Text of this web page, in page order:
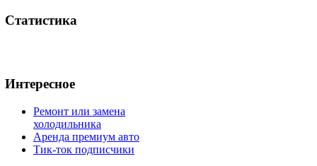
Статистика
Интересное
Ремонт или замена
холодильника
Аренда премиум авто
Тик-ток подписчики